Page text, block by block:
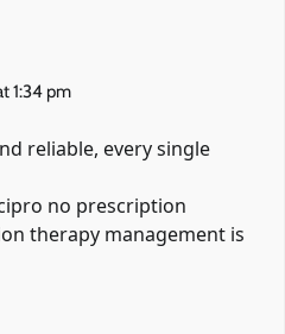
1:34 pm
reliable, every single
no prescription
therapy management is